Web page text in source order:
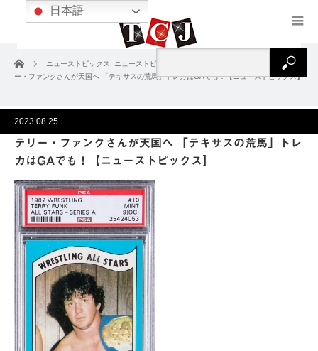
ホーム ニューストピックス ニューストピックス2023
テリ
ー・ファンクさんが天国へ 「テキサスの荒馬」トレカはGAでも！【ニューストピックス】
2023.08.25
テリー・ファンクさんが天国へ 「テキサスの荒馬」トレ
カはGAでも！【ニューストピックス】
日本語